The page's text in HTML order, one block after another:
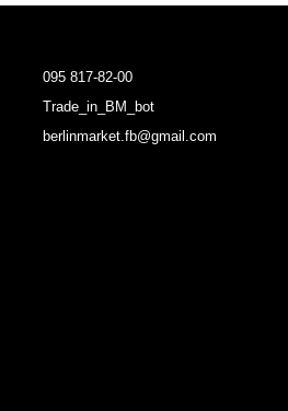
095 817-82-00
Trade_in_BM_bot
berlinmarket.fb@gmail.com